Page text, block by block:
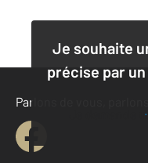
Je souhaite
précise par
Je demande
Parlons de vous, parlons